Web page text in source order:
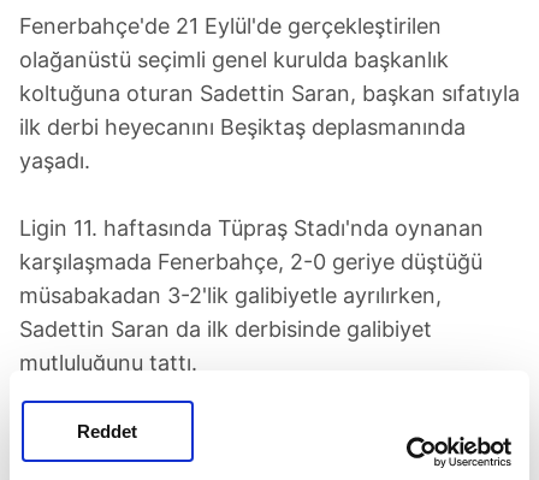
Reddet
Fenerbahçe'de 21 Eylül'de gerçekleştirilen
olağanüstü seçimli genel kurulda başkanlık
koltuğuna oturan Sadettin Saran, başkan sıfatıyla
ilk derbi heyecanını Beşiktaş deplasmanında
yaşadı.
Ligin 11. haftasında Tüpraş Stadı'nda oynanan
karşılaşmada Fenerbahçe, 2-0 geriye düştüğü
müsabakadan 3-2'lik galibiyetle ayrılırken,
Sadettin Saran da ilk derbisinde galibiyet
mutluluğunu tattı.
Sarı-lacivertlilerin yeni başkanı, ilk Galatasaray
derbisini ise Kadıköy'de izleyecek. Sadettin